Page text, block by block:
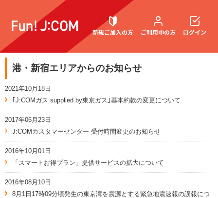
新規ご加入の方 ご利用中の方
お困りごと解決・よくあるご質問
ログイン
港・新宿エリアからのお知らせ
2021年10月18日
｢J:COMガス supplied by東京ガス｣基本約款の変更について
2017年06月23日
J:COMカスタマーセンター 受付時間変更のお知らせ
2016年10月01日
「スマートお得プラン」提供サービスの拡大について
2016年08月10日
8月1日17時09分頃発生の東京湾を震源とする緊急地震速報の誤報につ